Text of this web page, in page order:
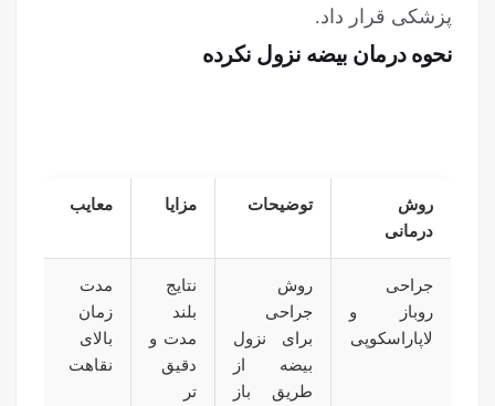
پزشکی قرار داد.
نحوه درمان بیضه نزول نکرده
روش
درمانی
توضیحات مزایا معایب
جراحی
روباز و
لاپاراسکوپی
روش
جراحی
برای نزول
بیضه از
طریق باز
نتایج
بلند
مدت و
دقیق‌
تر
مدت
زمان
بالای
نقاهت